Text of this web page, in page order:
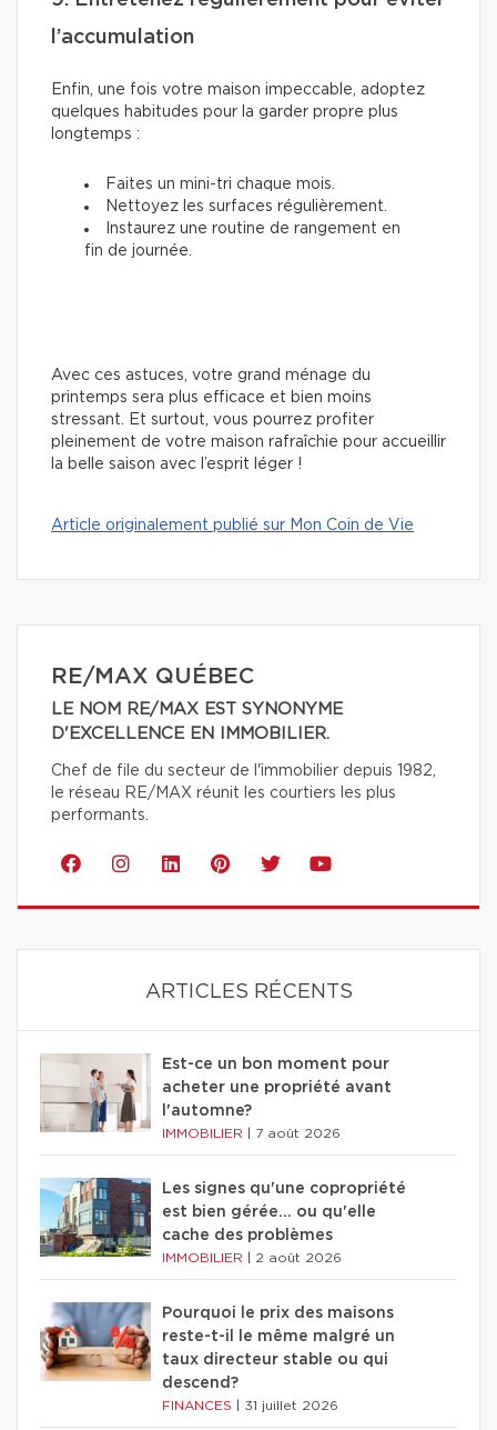
l’accumulation
Enfin, une fois votre maison impeccable, adoptez
quelques habitudes pour la garder propre plus
longtemps :
Faites un mini-tri chaque mois.
Nettoyez les surfaces régulièrement.
Instaurez une routine de rangement en
fin de journée.
Avec ces astuces, votre grand ménage du
printemps sera plus efficace et bien moins
stressant. Et surtout, vous pourrez profiter
pleinement de votre maison rafraîchie pour accueillir
la belle saison avec l’esprit léger !
Article originalement publié sur Mon Coin de Vie
RE/MAX QUÉBEC
LE NOM RE/MAX EST SYNONYME
D'EXCELLENCE EN IMMOBILIER.
Chef de file du secteur de l'immobilier depuis 1982,
le réseau RE/MAX réunit les courtiers les plus
performants.
ARTICLES RÉCENTS
Est-ce un bon moment pour
acheter une propriété avant
l'automne?
IMMOBILIER 7 août 2026
Les signes qu'une copropriété
est bien gérée… ou qu'elle
cache des problèmes
IMMOBILIER 2 août 2026
Pourquoi le prix des maisons
reste-t-il le même malgré un
taux directeur stable ou qui
descend?
FINANCES 31 juillet 2026